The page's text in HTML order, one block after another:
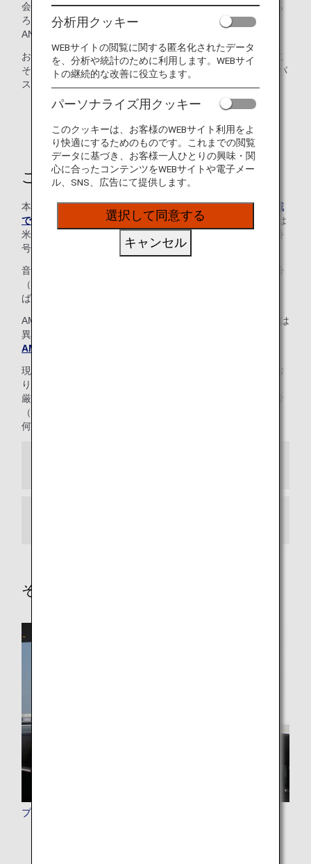
会員含む）が対象です。ANAグループ運航便のご予約はもち
ろん、マイレージサービスについてのお問い合わせなど、
ANAカードデスクで承ります。
お電話でのご予約・お問い合わせ時には、音声ガイダンスに
そって、ANAマイレージクラブお客様番号（10桁）とAMCパ
スワード（4桁）の入力をお願いしております。
*AMCパスワード（4桁）は、Webパスワード（8～16
ご利用方法
本ページに記載がない地域からご連絡いただく場合、 各地域
でのお問い合わせ・ANA支店のご案内
より、日本または
米国のご予約・お客様サービスセンターに接続される電話番
号をご確認のうえ、お問い合わせください。
音声ガイダンスにそって、ANAマイレージクラブお客様番号
（10桁）とAMCパスワード（4桁）を入力していただけれ
ば、ANAカードデスクにおつなぎいたします。
AMCパスワード（4桁）は、Webパスワード（8～16桁）とは
異なりますので、ご注意ください。
AMCパスワードをお忘れの方へ
現在、カスタマーサポートの一部を在宅勤務にて運用してお
ります。
厳重な管理のもと対応を行っておりますが、通話中に生活音
（インターホン等）が聞こえる場合がございます。
何卒ご理解とご了承を賜りますようお願い申し上げます。
その他サービス
プレミアムメンバーの特典
分析用クッキー
WEBサイトの閲覧に関する匿名化されたデータ
を、分析や統計のために利用します。WEBサイ
トの継続的な改善に役立ちます。
パーソナライズ用クッキー
このクッキーは、お客様のWEBサイト利用をよ
り快適にするためのものです。これまでの閲覧
データに基づき、お客様一人ひとりの興味・関
心に合ったコンテンツをWEBサイトや電子メー
ル、SNS、広告にて提供します。
選択して同意する
キャンセル